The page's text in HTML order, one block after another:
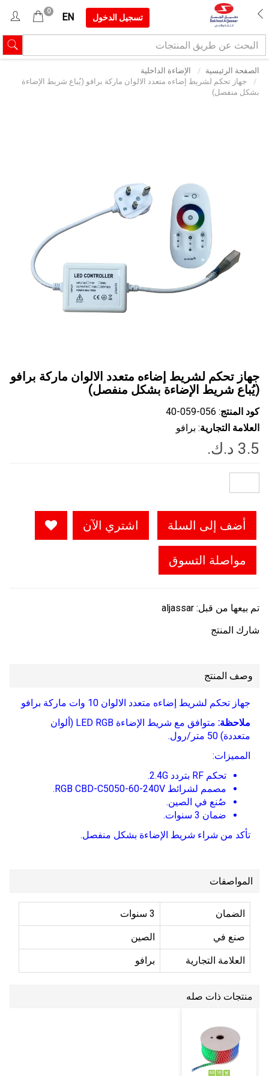
تسجيل الدخول EN
0
الصفحة الرئيسية
الإضاءة الداخلية
جهاز تحكم لشريط إضاءه متعدد الالوان ماركة برافو (يُباع شريط الإضاءة
بشكل منفصل)
جهاز تحكم لشريط إضاءه متعدد الالوان ماركة برافو
(يُباع شريط الإضاءة بشكل منفصل)
كود المنتج: ‎40-059-056
العلامة التجارية: برافو
أضف إلى السلة اشتري الآن
مواصلة التسوق
تم بيعها من قبل: aljassar
شارك المنتج
وصف المنتج
جهاز تحكم لشريط إضاءه متعدد الالوان 10 وات ماركة برافو
ملاحظة:
متوافق مع شريط الإضاءة LED RGB (ألوان
متعددة) 50 متر/رول.
المميزات:
تحكم RF بتردد 2.4G.
مصمم لشرائط RGB CBD-C5050-60-240V.
صُنع في الصين.
ضمان 3 سنوات.
تأكد من شراء شريط الإضاءة بشكل منفصل.
المواصفات
الضمان 3 سنوات
صنع في الصين
العلامة التجارية برافو
منتجات ذات صله